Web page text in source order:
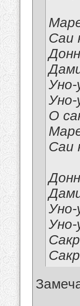
Саи
Уно-
Уно-
О
Саи
Уно-
Уно-